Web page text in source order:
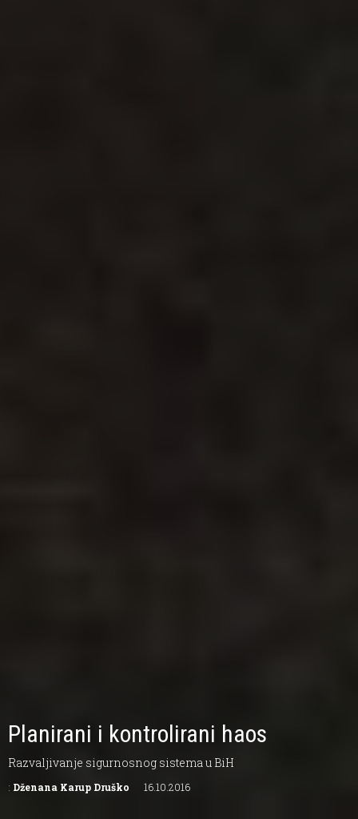
Planirani i kontrolirani haos
Razvaljivanje sigurnosnog sistema u BiH
: Dženana Karup Druško 16.10.2016